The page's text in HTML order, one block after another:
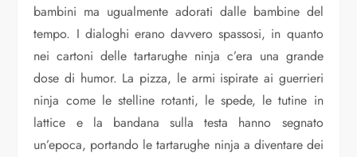
bambini ma ugualmente adorati dalle bambine del
tempo. I dialoghi erano davvero spassosi, in quanto
nei cartoni delle tartarughe ninja c’era una grande
dose di humor. La pizza, le armi ispirate ai guerrieri
ninja come le stelline rotanti, le spede, le tutine in
lattice e la bandana sulla testa hanno segnato
un’epoca, portando le tartarughe ninja a diventare dei